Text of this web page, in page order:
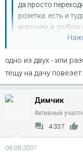
да просто
розетка. есть и
впрочем, в любом
розтки
Э-э-э... ох.йенно,
пошукать :roll: , а то
одно из двух - или
тещу на дачу
Димчик
Активный
4 337
08.08.2007